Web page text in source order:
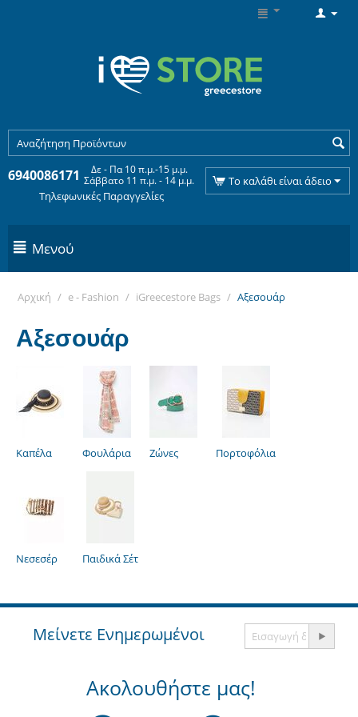
6940086171
Δε - Πα 10 π.μ.-15 μ.μ.
Σάββατο 11 π.μ. - 14 μ.μ.
Τηλεφωνικές Παραγγελίες
Το καλάθι είναι άδειο
Μενού
Αρχική / e - Fashion / iGreecestore Bags / Αξεσουάρ
Αξεσουάρ
Καπέλα Φουλάρια Ζώνες Πορτοφόλια
Νεσεσέρ Παιδικά Σέτ
Μείνετε Ενημερωμένοι
Ακολουθήστε μας!